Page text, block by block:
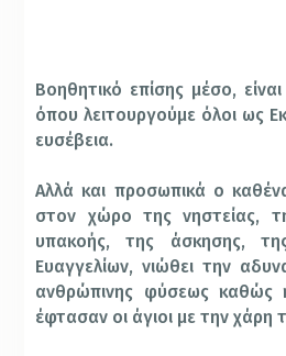
Βοηθητικό επίσης μέσο,
όπου λειτουργούμε όλοι ως
ευσέβεια.
Αλλά και προσωπικά ο
στον χώρο της νηστείας,
υπακοής, της άσκησης,
Ευαγγελίων, νιώθει την
ανθρώπινης φύσεως καθώς
έφτασαν οι άγιοι με την χάρη